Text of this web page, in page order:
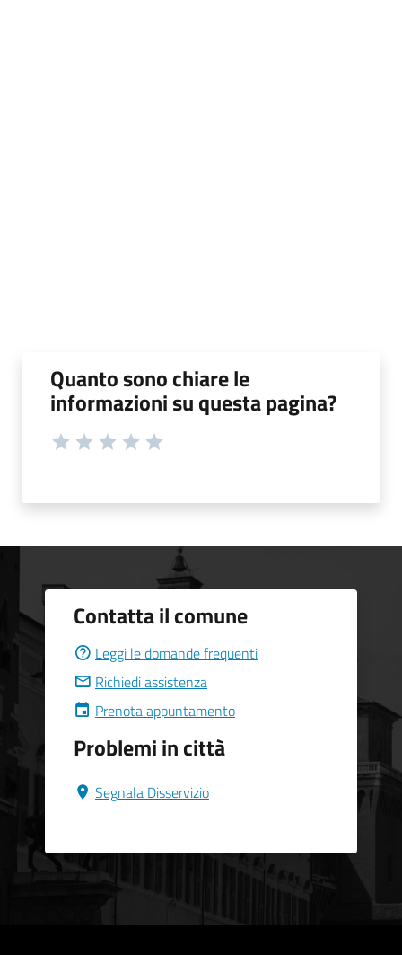
Quanto sono chiare le
informazioni su questa pagina?
Contatta il comune
Leggi le domande frequenti
Richiedi assistenza
Prenota appuntamento
Problemi in città
Segnala Disservizio